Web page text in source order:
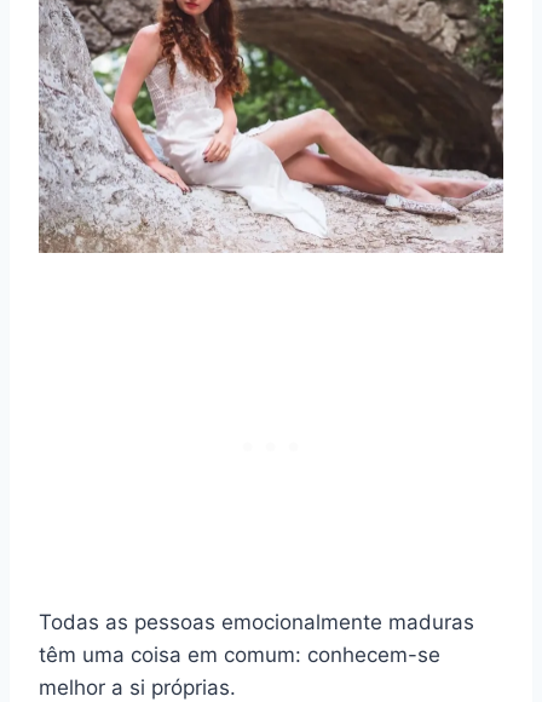
Todas as pessoas emocionalmente maduras
têm uma coisa em comum: conhecem-se
melhor a si próprias.